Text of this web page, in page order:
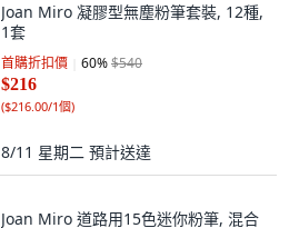
Joan Miro 凝膠型無塵粉筆套裝, 12種,
1套
首購折扣價 60%$540
$216
($216.00/1個)
8/11 星期二 預計送達
Joan Miro 道路用15色迷你粉筆, 混合